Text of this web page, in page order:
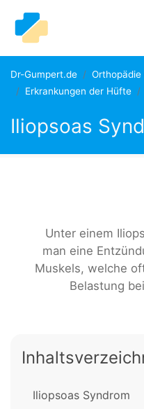
Dr-Gumpert.de
Orthopädie
Erkrankungen der Hüfte
Iliopsoas
Unter einem
man eine
Muskels, welche
Belastung
Iliopsoas Syndrom